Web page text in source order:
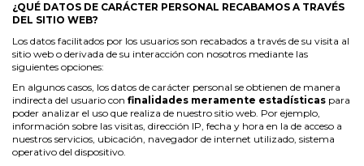
¿QUÉ DATOS DE CARÁCTER PERSONAL RECABAMOS A TRAVÉS
DEL SITIO WEB?
Los datos facilitados por los usuarios son recabados a través de su visita al
sitio web o derivada de su interacción con nosotros mediante las
siguientes opciones:
En algunos casos, los datos de carácter personal se obtienen de manera
indirecta del usuario con finalidades meramente estadísticas para
poder analizar el uso que realiza de nuestro sitio web. Por ejemplo,
información sobre las visitas, dirección IP, fecha y hora en la de acceso a
nuestros servicios, ubicación, navegador de internet utilizado, sistema
operativo del dispositivo.